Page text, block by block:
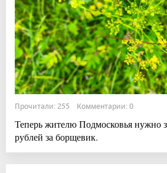
Прочитали: 255 Комментарии: 0
Теперь жителю Подмосковья нужно
рублей за борщевик.